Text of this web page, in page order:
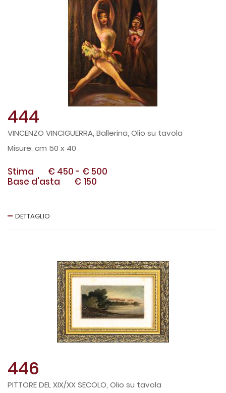
444
VINCENZO VINCIGUERRA, Ballerina, Olio su tavola
cm 50 x 40
Stima € 450 - € 500
Base d'asta
€ 150
DETTAGLIO
446
PITTORE DEL XIX/XX SECOLO, Olio su tavola